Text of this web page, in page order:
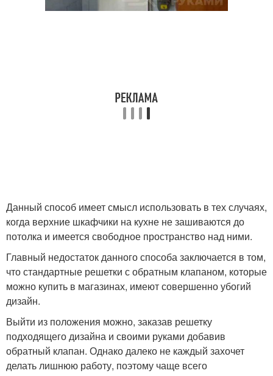
Данный способ имеет смысл использовать в тех случаях,
когда верхние шкафчики на кухне не зашиваются до
потолка и имеется свободное пространство над ними.
Главный недостаток данного способа заключается в том,
что стандартные решетки с обратным клапаном, которые
можно купить в магазинах, имеют совершенно убогий
дизайн.
Выйти из положения можно, заказав решетку
подходящего дизайна и своими руками добавив
обратный клапан. Однако далеко не каждый захочет
делать лишнюю работу, поэтому чаще всего